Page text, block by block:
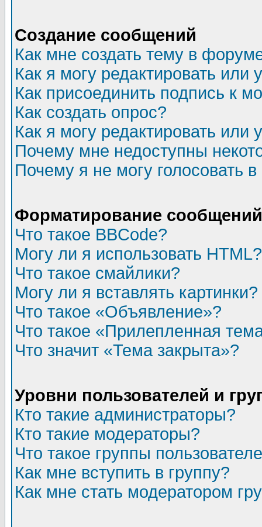
Создание сообщений
Как мне создать тему в
Как я могу редактировать или
Как присоединить подпись к
Как создать опрос?
Как я могу редактировать или
Почему мне недоступны
Почему я не могу голосовать
Форматирование
Что такое BBCode?
Могу ли я использовать HTML?
Что такое смайлики?
Могу ли я вставлять картинки?
Что такое «Объявление»?
Что такое «Прилепленная
Что значит «Тема закрыта»?
Уровни пользователей и
Кто такие администраторы?
Кто такие модераторы?
Что такое группы
Как мне вступить в группу?
Как мне стать модератором